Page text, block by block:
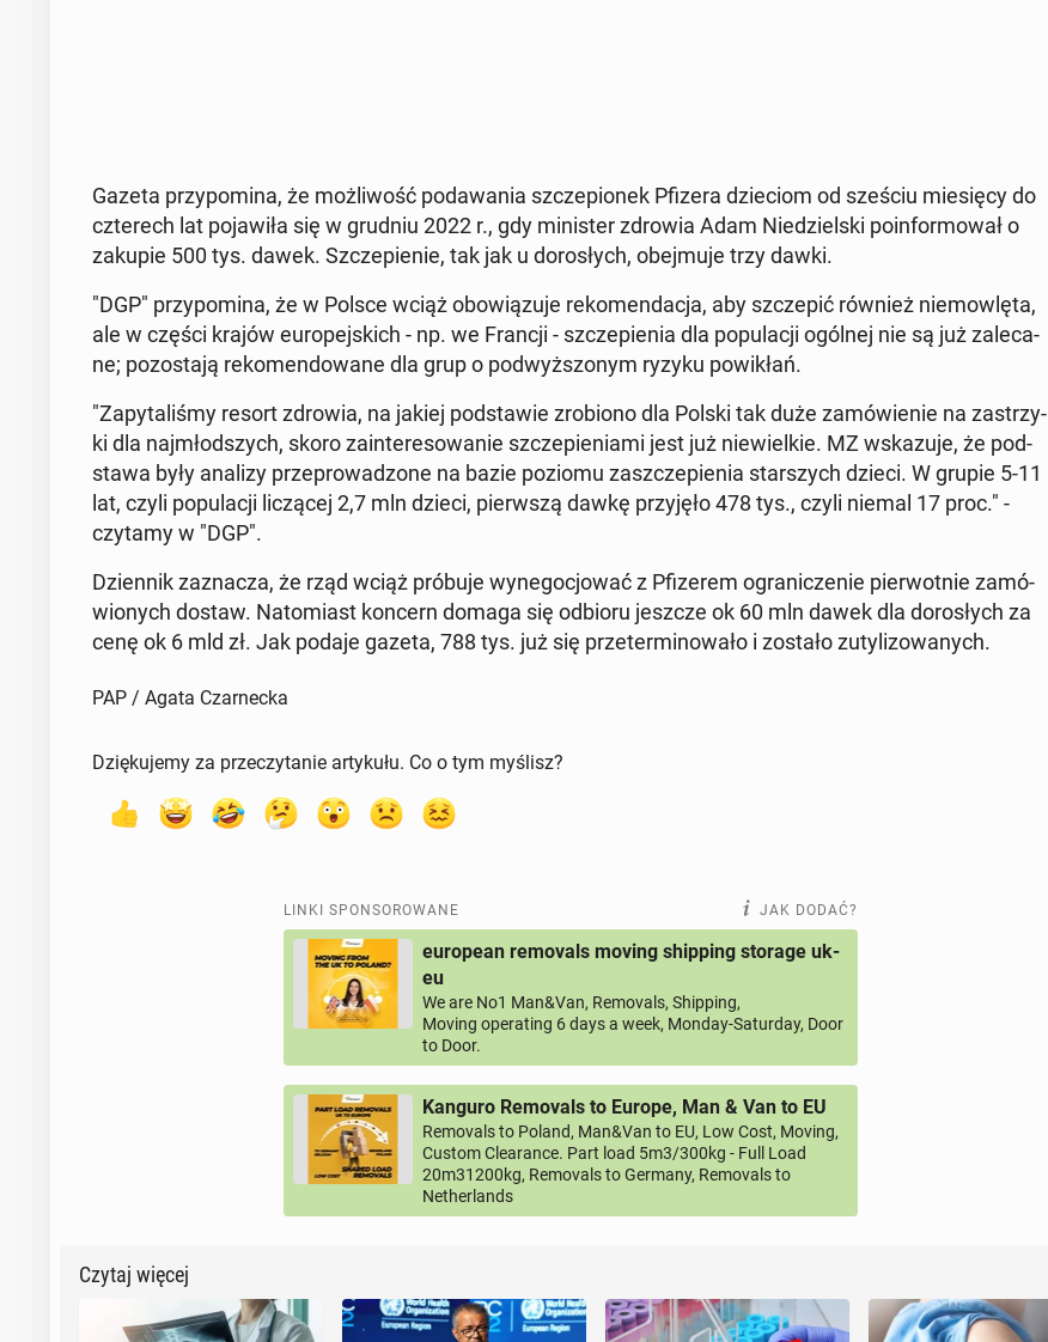
Gazeta przy­po­mi­na, że moż­li­wość po­da­wa­nia szcze­pio­nek Pfizera dzie­ciom od sześciu mie­się­cy do
czte­rech lat po­ja­wi­ła się w grudniu 2022 r., gdy mi­ni­ster zdrowia Adam Nie­dziel­ski po­in­for­mo­wał o
zakupie 500 tys. dawek. Szcze­pie­nie, tak jak u do­ro­słych, obej­mu­je trzy dawki.
"DGP" przy­po­mi­na, że w Polsce wciąż obo­wią­zu­je re­ko­men­da­cja, aby szcze­pić również nie­mow­lę­ta,
ale w części krajów eu­ro­pej­skich - np. we Francji - szcze­pie­nia dla po­pu­la­cji ogólnej nie są już za­le­ca­
ne; po­zo­sta­ją re­ko­men­do­wa­ne dla grup o pod­wyż­szo­nym ryzyku po­wi­kłań.
"Za­py­ta­li­śmy resort zdrowia, na jakiej pod­sta­wie zro­bio­no dla Polski tak duże za­mó­wie­nie na za­strzy­
ki dla naj­młod­szych, skoro za­in­te­re­so­wa­nie szcze­pie­nia­mi jest już nie­wiel­kie. MZ wska­zu­je, że pod­
sta­wa były analizy prze­pro­wa­dzo­ne na bazie poziomu za­szcze­pie­nia star­szych dzieci. W grupie 5-11
lat, czyli po­pu­la­cji li­czą­cej 2,7 mln dzieci, pierw­szą dawkę przy­ję­ło 478 tys., czyli niemal 17 proc." -
czytamy w "DGP".
Dzien­nik za­zna­cza, że rząd wciąż próbuje wy­ne­go­cjo­wać z Pfi­ze­rem ogra­ni­cze­nie pier­wot­nie za­mó­
wio­nych dostaw. Na­to­miast koncern domaga się odbioru jeszcze ok 60 mln dawek dla do­ro­słych za
cenę ok 6 mld zł. Jak podaje gazeta, 788 tys. już się prze­ter­mi­no­wa­ło i zostało zu­ty­li­zo­wa­nych.
PAP / Agata Czarnecka
Dziękujemy za przeczytanie artykułu. Co o tym myślisz?
LINKI SPONSOROWANE JAK DODAĆ?
european removals moving shipping storage uk-
eu
We are No1 Man&Van, Removals, Shipping,
Moving operating 6 days a week, Monday-Saturday, Door
to Door.
Kanguro Removals to Europe, Man & Van to EU
Removals to Poland, Man&Van to EU, Low Cost, Moving,
Custom Clearance. Part load 5m3/300kg - Full Load
20m31200kg, Removals to Germany, Removals to
Netherlands
Czytaj więcej